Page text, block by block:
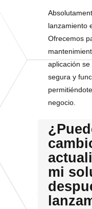
lanzamiento
Ofrecemos
aplicación se
segura y
negocio.
mi